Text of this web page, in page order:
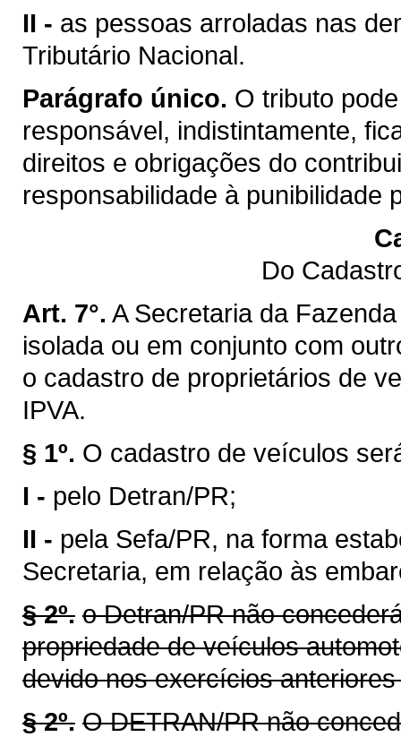
II - as pessoas arroladas nas
Tributário Nacional.
Parágrafo único. O tributo
responsável, indistintamente,
direitos e obrigações do
responsabilidade à punibilidade
Do
Art. 7°. A Secretaria da
isolada ou em conjunto com
o cadastro de proprietários de
IPVA.
§ 1º. O cadastro de veículos
I - pelo Detran/PR;
II - pela Sefa/PR, na forma
Secretaria, em relação às
§ 2º. o Detran/PR não
propriedade de veículos
devido nos exercícios
§ 2º. O DETRAN/PR não